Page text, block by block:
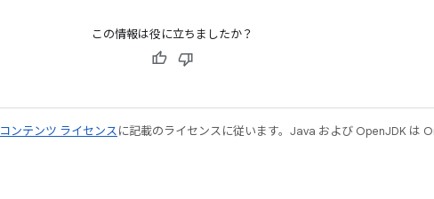
この情報は役に立ちましたか？
コンテンツ ライセンスに記載のライセンスに従います。Java および OpenJDK は